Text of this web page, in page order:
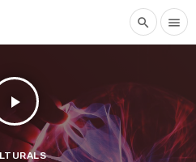
search menu
play_arrow